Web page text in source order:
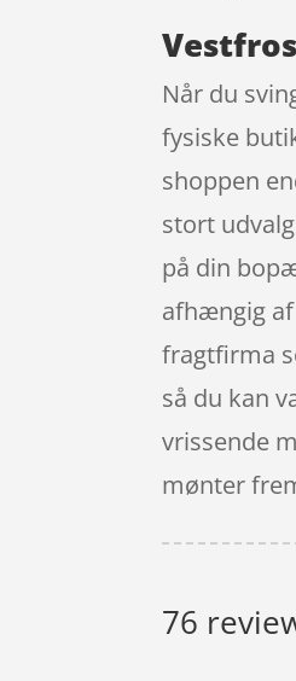
Når du
fysiske
shoppen
stort
på din
afhængig
fragtfirma
så du kan
vrissende
mønter
76